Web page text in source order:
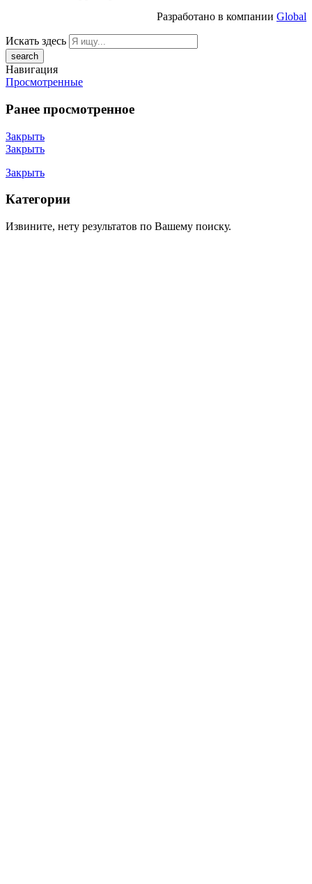
Разработано в компании Global
Искать здесь
Навигация
Просмотренные
Ранее просмотренное
Закрыть
Закрыть
Закрыть
Категории
Извините, нету результатов по Вашему поиску.